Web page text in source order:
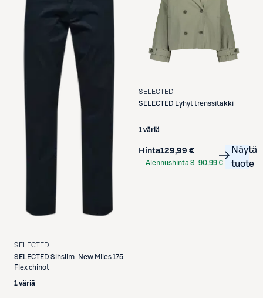
SELECTED
SELECTED Slhslim-New Miles 175
Flex chinot
1 väriä
SELECTED
SELECTED Lyhyt trenssitakki
1 väriä
Hinta129,99 €
Alennushinta S-90,99 €
Näytä
tuote